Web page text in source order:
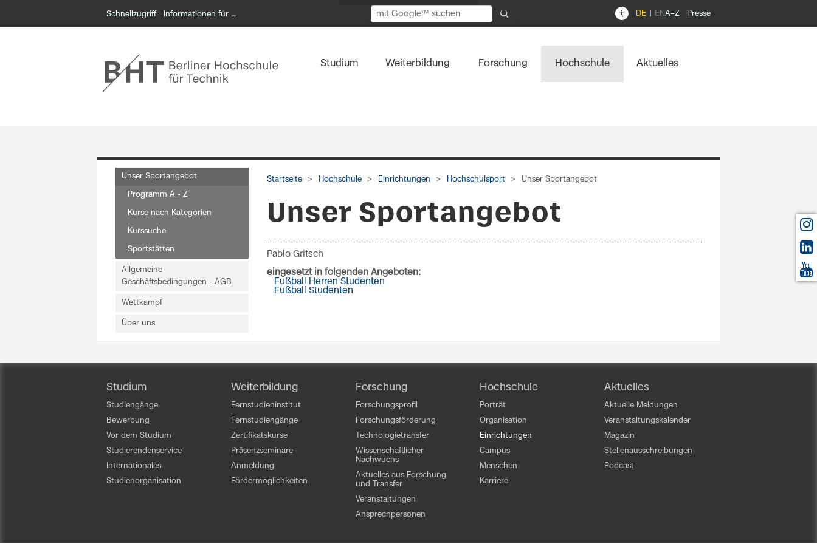
Schnellzugriff Informationen für … A–Z Presse
DE EN
Studium Weiterbildung Forschung Hochschule Aktuelles
Unser Sportangebot
Programm A - Z
Kurse nach Kategorien
Kurssuche
Sportstätten
Allgemeine
Geschäftsbedingungen - AGB
Wettkampf
Über uns
Startseite Hochschule Einrichtungen Hochschulsport Unser Sportangebot
Unser Sportangebot
Pablo Gritsch
eingesetzt in folgenden Angeboten:
Fußball Herren Studenten
Fußball Studenten
Studium
Studiengänge
Bewerbung
Vor dem Studium
Studierendenservice
Internationales
Studienorganisation
Weiterbildung
Fernstudieninstitut
Fernstudiengänge
Zertifikatskurse
Präsenzseminare
Anmeldung
Fördermöglichkeiten
Forschung
Forschungsprofil
Forschungsförderung
Technologietransfer
Wissenschaftlicher
Nachwuchs
Aktuelles aus Forschung
und Transfer
Veranstaltungen
Ansprechpersonen
Hochschule
Porträt
Organisation
Einrichtungen
Campus
Menschen
Karriere
Aktuelles
Aktuelle Meldungen
Veranstaltungskalender
Magazin
Stellenausschreibungen
Podcast